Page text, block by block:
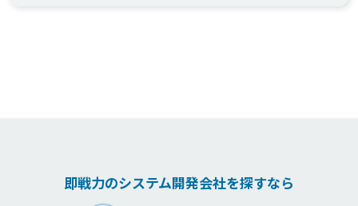
即戦力のシステム開発会社を探すなら